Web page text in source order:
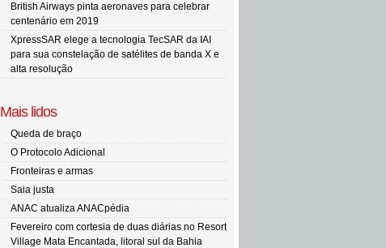
British Airways pinta aeronaves para celebrar
centenário em 2019
XpressSAR elege a tecnologia TecSAR da IAI
para sua constelação de satélites de banda X e
alta resolução
Mais lidos
Queda de braço
O Protocolo Adicional
Fronteiras e armas
Saia justa
ANAC atualiza ANACpédia
Fevereiro com cortesia de duas diárias no Resort
Village Mata Encantada, litoral sul da Bahia